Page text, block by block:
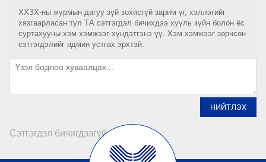
ХХЗХ-ны журмын дагуу зүй зохисгүй зарим үг, хэллэгийг
хязгаарласан тул ТА сэтгэгдэл бичихдээ хууль зүйн болон ёс
суртахууны хэм хэмжээг хүндэтгэнэ үү. Хэм хэмжээг зөрчсөн
сэтгэгдэлийг админ устгах эрхтэй.
НИЙТЛЭХ
Сэтгэгдэл бичигдээгүй байна